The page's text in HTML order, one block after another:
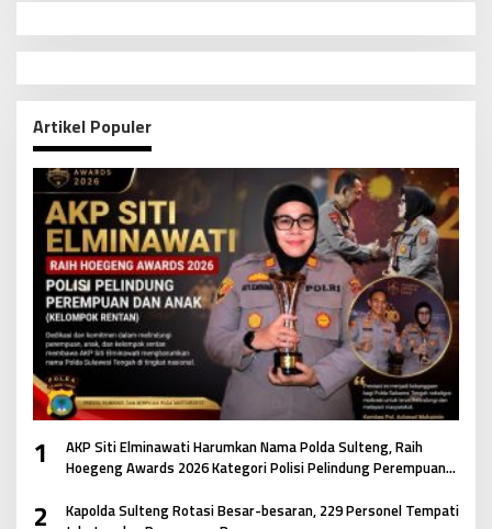
Artikel Populer
1
AKP Siti Elminawati Harumkan Nama Polda Sulteng, Raih
Hoegeng Awards 2026 Kategori Polisi Pelindung Perempuan
2
Kapolda Sulteng Rotasi Besar-besaran, 229 Personel Tempati